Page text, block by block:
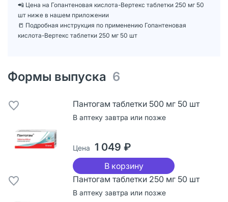
📲 Цена на Гопантеновая кислота-Вертекс таблетки 250 мг 50
шт ниже в нашем приложении
📒 Подробная инструкция по применению Гопантеновая
кислота-Вертекс таблетки 250 мг 50 шт
Формы выпуска 6
Пантогам таблетки 500 мг 50 шт
В аптеку завтра или позже
Цена 1 049 ₽
В корзину
Пантогам таблетки 250 мг 50 шт
В аптеку завтра или позже